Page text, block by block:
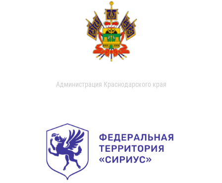
Администрация Краснодарского края